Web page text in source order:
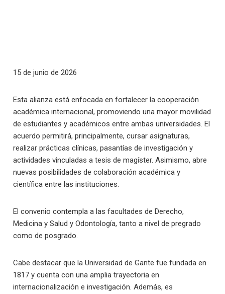
15 de junio de 2026
Esta alianza está enfocada en fortalecer la cooperación
académica internacional, promoviendo una mayor movilidad
de estudiantes y académicos entre ambas universidades. El
acuerdo permitirá, principalmente, cursar asignaturas,
realizar prácticas clínicas, pasantías de investigación y
actividades vinculadas a tesis de magíster. Asimismo, abre
nuevas posibilidades de colaboración académica y
científica entre las instituciones.
El convenio contempla a las facultades de Derecho,
Medicina y Salud y Odontología, tanto a nivel de pregrado
como de posgrado.
Cabe destacar que la Universidad de Gante fue fundada en
1817 y cuenta con una amplia trayectoria en
internacionalización e investigación. Además, es